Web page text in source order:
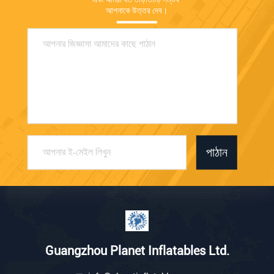
আপনাকে উত্তর দেব।
পাঠান
Guangzhou Planet Inflatables Ltd.